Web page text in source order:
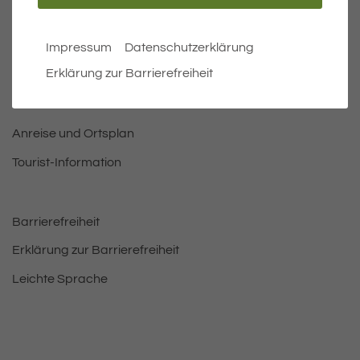
Bürgermeister
Bauen & Wohnen
Leben und Freizeit
Anreise und Ortsplan
Tourist-Information
Barrierefreiheit
Erklärung zur Barrierefreiheit
Leichte Sprache
Impressum
Datenschutzerklärung
Erklärung zur Barrierefreiheit